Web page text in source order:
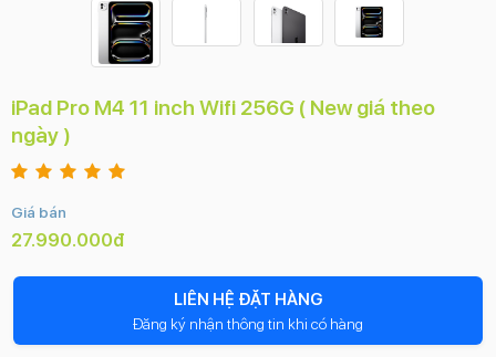
iPad Pro M4 11 inch Wifi 256G ( New giá theo
ngày )
Giá bán
27.990.000đ
LIÊN HỆ ĐẶT HÀNG
Đăng ký nhận thông tin khi có hàng